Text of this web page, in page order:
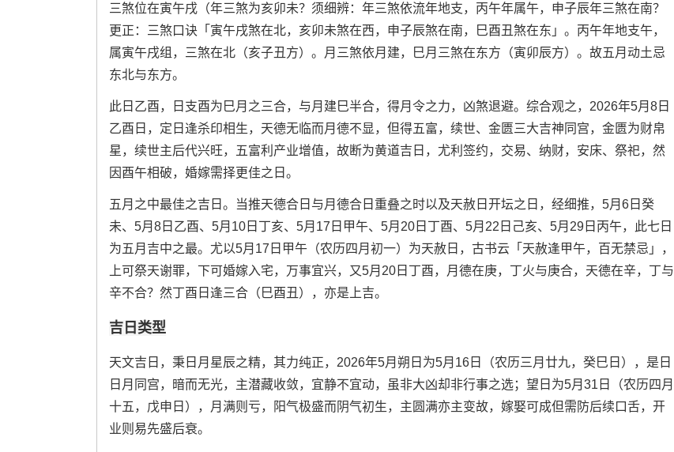
三煞位在寅午戌（年三煞为亥卯未？须细辨：年三煞依流年地支，丙午年属午，申子辰年三煞在南？
更正：三煞口诀「寅午戌煞在北，亥卯未煞在西，申子辰煞在南，巳酉丑煞在东」。丙午年地支午，
属寅午戌组，三煞在北（亥子丑方）。月三煞依月建，巳月三煞在东方（寅卯辰方）。故五月动土忌
东北与东方。
此日乙酉，日支酉为巳月之三合，与月建巳半合，得月令之力，凶煞退避。综合观之，2026年5月8日
乙酉日，定日逢杀印相生，天德无临而月德不显，但得五富，续世、金匮三大吉神同宫，金匮为财帛
星，续世主后代兴旺，五富利产业增值，故断为黄道吉日，尤利签约，交易、纳财，安床、祭祀，然
因酉午相破，婚嫁需择更佳之日。
五月之中最佳之吉日。当推天德合日与月德合日重叠之时以及天赦日开坛之日，经细推，5月6日癸
未、5月8日乙酉、5月10日丁亥、5月17日甲午、5月20日丁酉、5月22日己亥、5月29日丙午，此七日
为五月吉中之最。尤以5月17日甲午（农历四月初一）为天赦日，古书云「天赦逢甲午，百无禁忌」，
上可祭天谢罪，下可婚嫁入宅，万事宜兴，又5月20日丁酉，月德在庚，丁火与庚合，天德在辛，丁与
辛不合？然丁酉日逢三合（巳酉丑），亦是上吉。
吉日类型
天文吉日，秉日月星辰之精，其力纯正，2026年5月朔日为5月16日（农历三月廿九，癸巳日），是日
日月同宫，暗而无光，主潜藏收敛，宜静不宜动，虽非大凶却非行事之选；望日为5月31日（农历四月
十五，戊申日），月满则亏，阳气极盛而阴气初生，主圆满亦主变故，嫁娶可成但需防后续口舌，开
业则易先盛后衰。